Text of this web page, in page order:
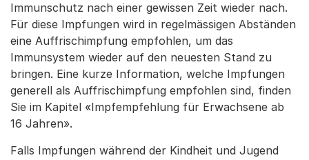
Immunschutz nach einer gewissen Zeit wieder nach.
Für diese Impfungen wird in regelmässigen Abständen
eine Auffrischimpfung empfohlen, um das
Immunsystem wieder auf den neuesten Stand zu
bringen. Eine kurze Information, welche Impfungen
generell als Auffrischimpfung empfohlen sind, finden
Sie im Kapitel «Impfempfehlung für Erwachsene ab
16 Jahren».
Falls Impfungen während der Kindheit und Jugend